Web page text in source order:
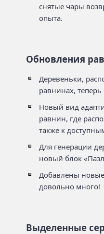
снятые чары
опыта.
Обновления
Деревеньки,
равнинах,
Новый вид
равнин, где
также к
Для генерации
новый блок
Добавлены
довольно много!
Выделенные